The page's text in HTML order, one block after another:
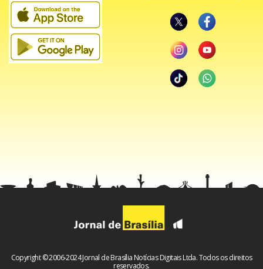
Copyright © 2006-2024 Jornal de Brasília Notícias Digitais Ltda. Todos os direitos
reservados.